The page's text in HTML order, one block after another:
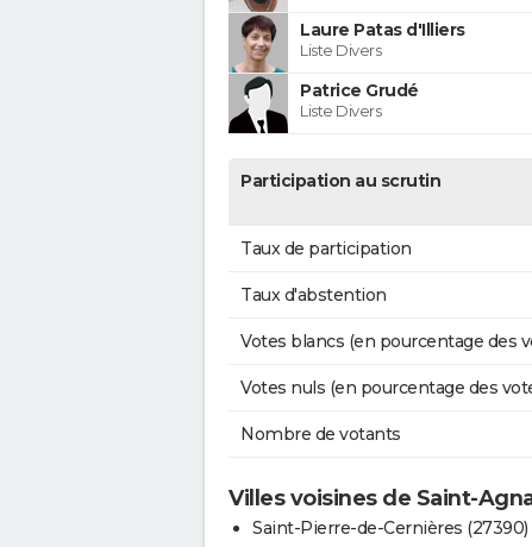
Laure Patas d'Illiers
Liste Divers
Patrice Grudé
Liste Divers
Participation au scrutin
Taux de participation
Taux d'abstention
Votes blancs (en pourcentage des
Votes nuls (en pourcentage des
Nombre de votants
Villes voisines de Saint-
Saint-Pierre-de-Cernières (27390)